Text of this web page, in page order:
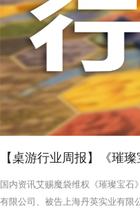
【桌游行业周报】《璀
国内资讯艾赐魔袋维权《璀璨宝
有限公司、被告上海丹英实业有限